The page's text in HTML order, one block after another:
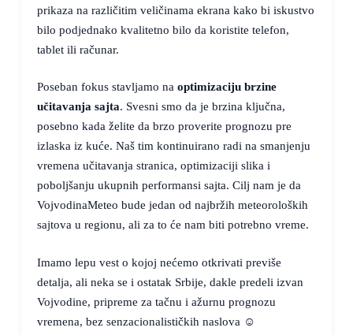
prikaza na različitim veličinama ekrana kako bi iskustvo
bilo podjednako kvalitetno bilo da koristite telefon,
tablet ili računar.
Poseban fokus stavljamo na optimizaciju brzine
učitavanja sajta. Svesni smo da je brzina ključna,
posebno kada želite da brzo proverite prognozu pre
izlaska iz kuće. Naš tim kontinuirano radi na smanjenju
vremena učitavanja stranica, optimizaciji slika i
poboljšanju ukupnih performansi sajta. Cilj nam je da
VojvodinaMeteo bude jedan od najbržih meteoroloških
sajtova u regionu, ali za to će nam biti potrebno vreme.
Imamo lepu vest o kojoj nećemo otkrivati previše
detalja, ali neka se i ostatak Srbije, dakle predeli izvan
Vojvodine, pripreme za tačnu i ažurnu prognozu
vremena, bez senzacionalističkih naslova ☺️